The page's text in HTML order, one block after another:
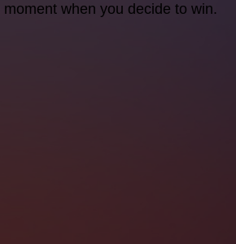
moment when you decide to win.